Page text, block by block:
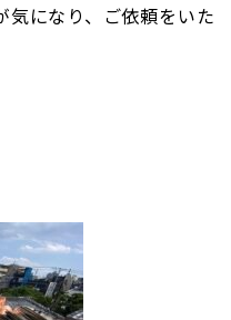
気になり、ご依頼をいた